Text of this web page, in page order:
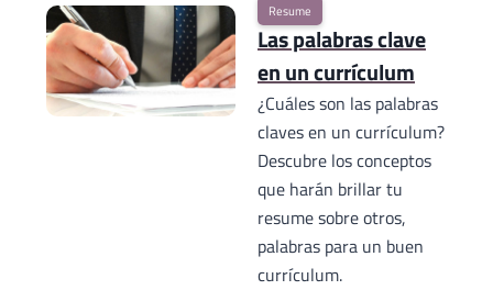
Resume
Las palabras clave
en un currículum
¿Cuáles son las palabras
claves en un currículum?
Descubre los conceptos
que harán brillar tu
resume sobre otros,
palabras para un buen
currículum.